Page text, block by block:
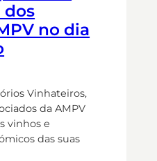
dos
no dia
Vinhateiros,
da AMPV
vinhos e
das suas